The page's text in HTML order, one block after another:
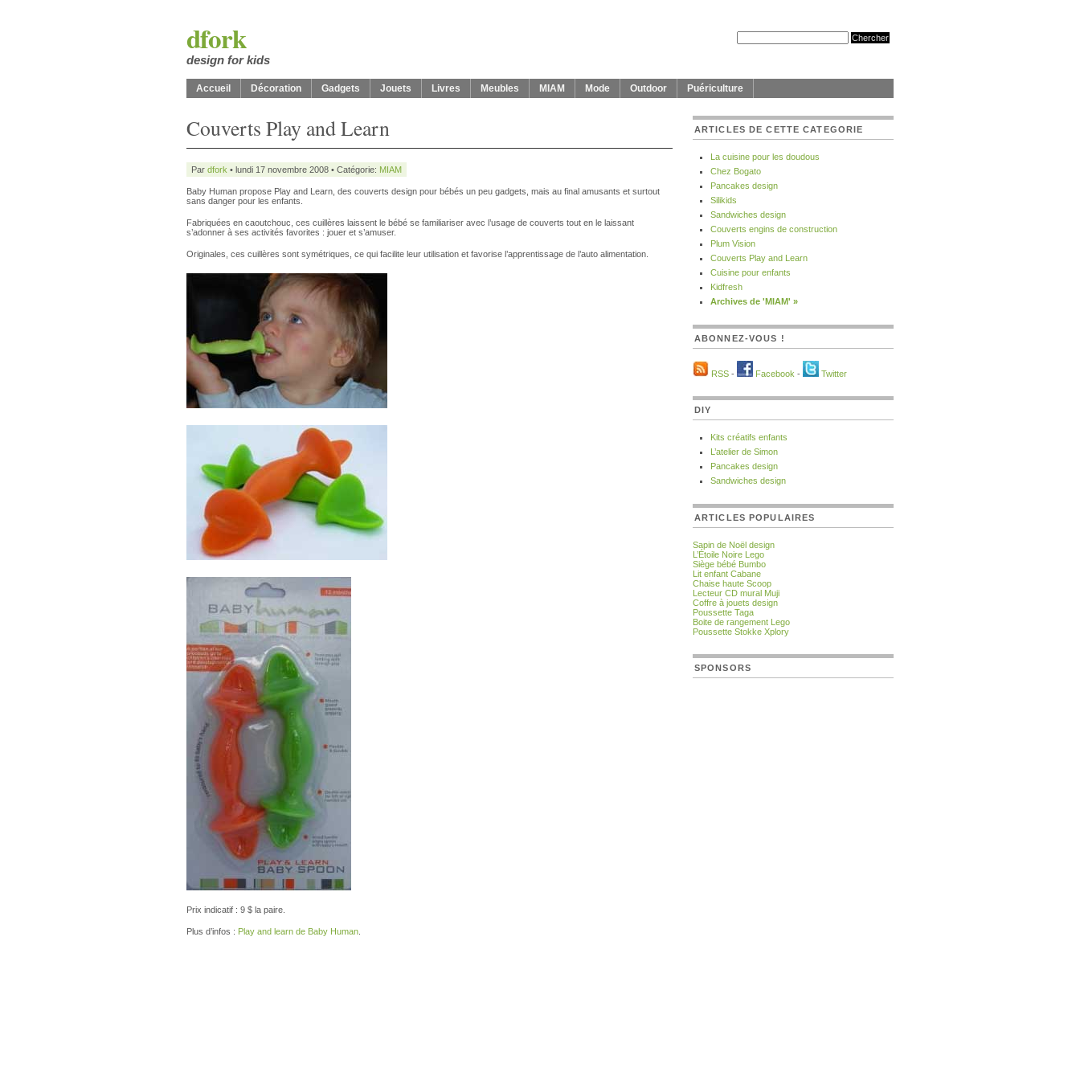
dfork
design for kids
Accueil Décoration Gadgets Jouets Livres Meubles MIAM Mode Outdoor Puériculture
Couverts Play and Learn
Par dfork • lundi 17 novembre 2008 • Catégorie: MIAM
Baby Human propose Play and Learn, des couverts design pour bébés un peu gadgets, mais au final amusants et surtout
sans danger pour les enfants.
Fabriquées en caoutchouc, ces cuillères laissent le bébé se familiariser avec l’usage de couverts tout en le laissant
s’adonner à ses activités favorites : jouer et s’amuser.
Originales, ces cuillères sont symétriques, ce qui facilite leur utilisation et favorise l’apprentissage de l’auto alimentation.
Prix indicatif : 9 $ la paire.
Plus d’infos : Play and learn de Baby Human
ARTICLES DE CETTE CATEGORIE
La cuisine pour les doudous
Chez Bogato
Pancakes design
Silikids
Sandwiches design
Couverts engins de construction
Plum Vision
Couverts Play and Learn
Cuisine pour enfants
Kidfresh
Archives de 'MIAM' »
ABONNEZ-VOUS !
RSS - Facebook - Twitter
DIY
Kits créatifs enfants
L’atelier de Simon
Pancakes design
Sandwiches design
ARTICLES POPULAIRES
Sapin de Noël design
L’Étoile Noire Lego
Siège bébé Bumbo
Lit enfant Cabane
Chaise haute Scoop
Lecteur CD mural Muji
Coffre à jouets design
Poussette Taga
Boite de rangement Lego
Poussette Stokke Xplory
SPONSORS